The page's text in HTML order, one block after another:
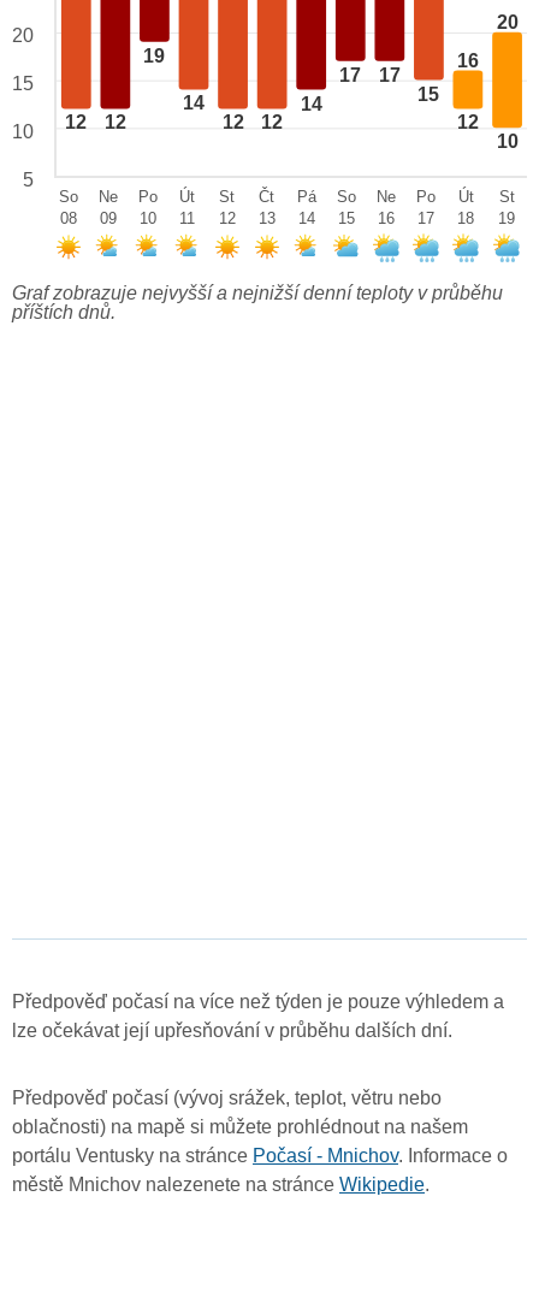
12 12
19
14
12 12
14
17 17
15
16
12
20
10
20
15
10
5
So
08
Ne
09
Po
10
Út
11
St
12
Čt
13
Pá
14
So
15
Ne
16
Po
17
Út
18
St
19
Graf zobrazuje nejvyšší a nejnižší denní teploty v průběhu
příštích dnů.
Předpověď počasí na více než týden je pouze výhledem a
lze očekávat její upřesňování v průběhu dalších dní.
Předpověď počasí (vývoj srážek, teplot, větru nebo
oblačnosti) na mapě si můžete prohlédnout na našem
portálu Ventusky na stránce Počasí - Mnichov. Informace o
městě Mnichov nalezenete na stránce Wikipedie.